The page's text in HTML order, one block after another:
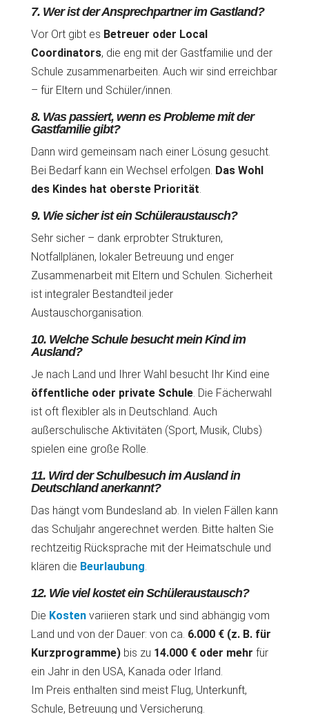
7. Wer ist der Ansprechpartner im Gastland?
Vor Ort gibt es Betreuer oder Local
Coordinators, die eng mit der Gastfamilie und der
Schule zusammenarbeiten. Auch wir sind erreichbar
– für Eltern und Schüler/innen.
8. Was passiert, wenn es Probleme mit der
Gastfamilie gibt?
Dann wird gemeinsam nach einer Lösung gesucht.
Bei Bedarf kann ein Wechsel erfolgen. Das Wohl
des Kindes hat oberste Priorität.
9. Wie sicher ist ein Schüleraustausch?
Sehr sicher – dank erprobter Strukturen,
Notfallplänen, lokaler Betreuung und enger
Zusammenarbeit mit Eltern und Schulen. Sicherheit
ist integraler Bestandteil jeder
Austauschorganisation.
10. Welche Schule besucht mein Kind im
Ausland?
Je nach Land und Ihrer Wahl besucht Ihr Kind eine
öffentliche oder private Schule. Die Fächerwahl
ist oft flexibler als in Deutschland. Auch
außerschulische Aktivitäten (Sport, Musik, Clubs)
spielen eine große Rolle.
11. Wird der Schulbesuch im Ausland in
Deutschland anerkannt?
Das hängt vom Bundesland ab. In vielen Fällen kann
das Schuljahr angerechnet werden. Bitte halten Sie
rechtzeitig Rücksprache mit der Heimatschule und
klären die Beurlaubung.
12. Wie viel kostet ein Schüleraustausch?
Die Kosten variieren stark und sind abhängig vom
Land und von der Dauer: von ca. 6.000 € (z. B. für
Kurzprogramme)bis zu 14.000 € oder mehr für
ein Jahr in den USA, Kanada oder Irland.
Im Preis enthalten sind meist Flug, Unterkunft,
Schule, Betreuung und Versicherung.